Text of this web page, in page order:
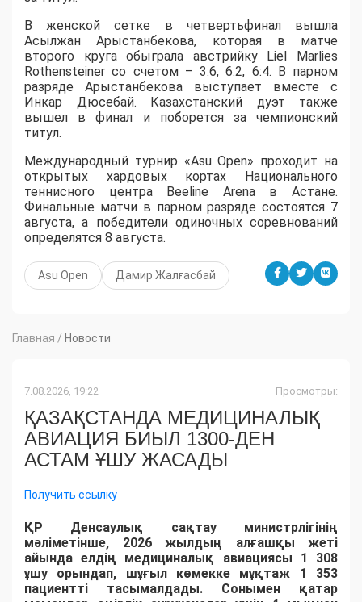
В женской сетке в четвертьфинал вышла
Асылжан Арыстанбекова, которая в матче
второго круга обыграла австрийку Liel Marlies
Rothensteiner со счетом – 3:6, 6:2, 6:4. В парном
разряде Арыстанбекова выступает вместе с
Инкар Дюсебай. Казахстанский дуэт также
вышел в финал и поборется за чемпионский
титул.
Международный турнир «Asu Open» проходит на
открытых хардовых кортах Национального
теннисного центра Beeline Arena в Астане.
Финальные матчи в парном разряде состоятся 7
августа, а победители одиночных соревнований
определятся 8 августа.
Asu Open Дамир Жалғасбай
Главная / Новости
7.08.2026, 19:22 Просмотры:
ҚАЗАҚСТАНДА МЕДИЦИНАЛЫҚ
АВИАЦИЯ БИЫЛ 1300-ДЕН
АСТАМ ҰШУ ЖАСАДЫ
Получить ссылку
ҚР Денсаулық сақтау министрлігінің
мәліметінше, 2026 жылдың алғашқы жеті
айында елдің медициналық авиациясы 1 308
ұшу орындап, шұғыл көмекке мұқтаж 1 353
пациентті тасымалдады. Сонымен қатар